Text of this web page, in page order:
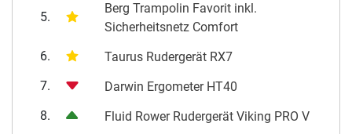
5.
Berg Trampolin Favorit inkl.
Sicherheitsnetz Comfort
6.
Taurus Rudergerät RX7
7.
Darwin Ergometer HT40
8.
Fluid Rower Rudergerät Viking PRO V